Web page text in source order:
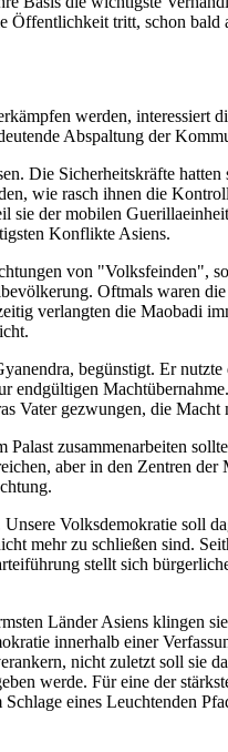
tritt, schon bald
werden, interessiert
Abspaltung der
Die Sicherheitskräfte
wie rasch ihnen die
der mobilen
Konflikte Asiens.
von "Volksfeinden",
Oftmals waren
verlangten die Maobadi
begünstigt. Er
endgültigen
Vater gezwungen, die Macht
zusammenarbeiten
aber in den Zentren
Volksdemokratie soll
mehr zu schließen sind.
stellt sich
Länder Asiens klingen
innerhalb einer
nicht zuletzt soll sie
werde. Für eine der
eines Leuchtenden